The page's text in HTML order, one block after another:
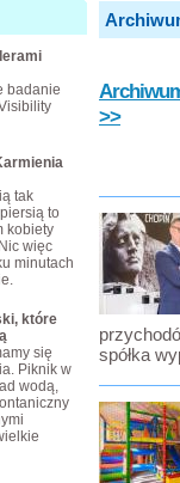
>>
spółka
badanie
tak
to
kobiety
więc
minutach
które
się
Piknik w
wodą,